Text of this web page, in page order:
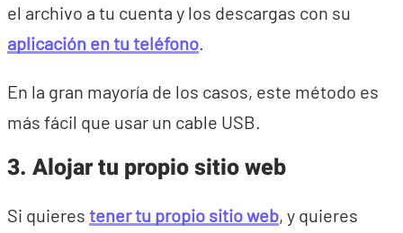
el archivo a tu cuenta y los descargas con su
aplicación en tu teléfono.
En la gran mayoría de los casos, este método es
más fácil que usar un cable USB.
3. Alojar tu propio sitio web
Si quieres tener tu propio sitio web, y quieres